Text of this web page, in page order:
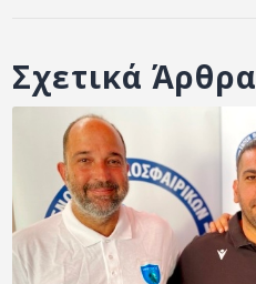
Σχετικά Άρθρα